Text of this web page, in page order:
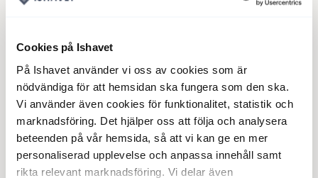
Cookies på Ishavet
På Ishavet använder vi oss av cookies som är
nödvändiga för att hemsidan ska fungera som den ska.
Vi använder även cookies för funktionalitet, statistik och
marknadsföring. Det hjälper oss att följa och analysera
beteenden på vår hemsida, så att vi kan ge en mer
personaliserad upplevelse och anpassa innehåll samt
rikta relevant marknadsföring. Vi delar även
INSTRUKTIONER
Krossa alla kryddor i en mortel.
GÖR SÅ HÄR
Finhacka schalottenlök och vitlök.
Värm oljan och tillsätt alla kryddorna